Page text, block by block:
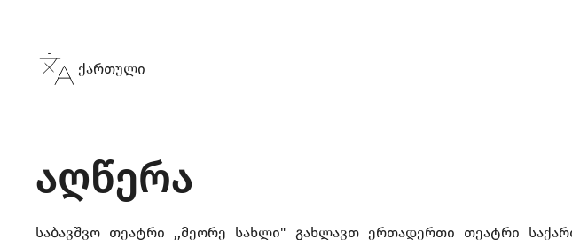
ქართული
აღწერა
საბავშვო თეატრი ,,მეორე სახლი" გახლავთ ერთადერთი თეატრი